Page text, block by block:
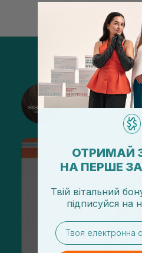
ОТРИМАЙ
НА ПЕРШЕ
Твій вітальний
підписуйся на
email